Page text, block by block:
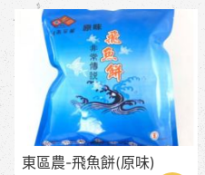
東區農-飛魚餅(原味)